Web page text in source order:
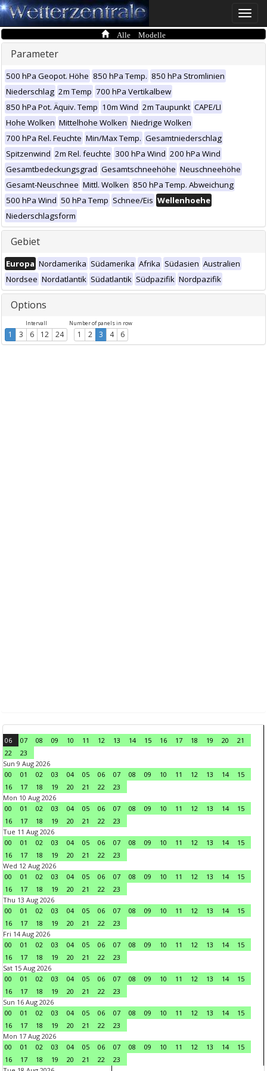
Toggle
Alle Modelle
Parameter
500 hPa Geopot. Höhe 850 hPa Temp. 850 hPa Stromlinien
Niederschlag 2m Temp 700 hPa Vertikalbew
850 hPa Pot. Äquiv. Temp 10m Wind 2m Taupunkt CAPE/LI
Hohe Wolken Mittelhohe Wolken Niedrige Wolken
700 hPa Rel. Feuchte Min/Max Temp. Gesamtniederschlag
Spitzenwind 2m Rel. feuchte 300 hPa Wind 200 hPa Wind
Gesamtbedeckungsgrad Gesamtschneehöhe Neuschneehöhe
Gesamt-Neuschnee Mittl. Wolken 850 hPa Temp. Abweichung
500 hPa Wind 50 hPa Temp Schnee/Eis Wellenhoehe
Niederschlagsform
Gebiet
Europa Nordamerika Südamerika Afrika Südasien Australien
Nordsee Nordatlantik Südatlantik Südpazifik Nordpazifik
Options
Intervall
1 3 6 12 24
Number of panels in row
1 2 3 4 6
06 07 08 09 10 11 12 13 14 15 16 17 18 19 20
21
22
23
Sun 9 Aug 2026
00
01 02 03 04 05 06 07 08 09 10 11 12 13 14
15
16
17 18 19 20 21 22
23
Mon 10 Aug 2026
00
01 02 03 04 05 06 07 08 09 10 11 12 13 14
15
16
17 18 19 20 21 22
23
Tue 11 Aug 2026
00
01 02 03 04 05 06 07 08 09 10 11 12 13 14
15
16
17 18 19 20 21 22
23
Wed 12 Aug 2026
00
01 02 03 04 05 06 07 08 09 10 11 12 13 14
15
16
17 18 19 20 21 22
23
Thu 13 Aug 2026
00
01 02 03 04 05 06 07 08 09 10 11 12 13 14
15
16
17 18 19 20 21 22
23
Fri 14 Aug 2026
00
01 02 03 04 05 06 07 08 09 10 11 12 13 14
15
16
17 18 19 20 21 22
23
Sat 15 Aug 2026
00
01 02 03 04 05 06 07 08 09 10 11 12 13 14
15
16
17 18 19 20 21 22
23
Sun 16 Aug 2026
00
01 02 03 04 05 06 07 08 09 10 11 12 13 14
15
16
17 18 19 20 21 22
23
Mon 17 Aug 2026
00
01 02 03 04 05 06 07 08 09 10 11 12 13 14
15
16
17 18 19 20 21 22
23